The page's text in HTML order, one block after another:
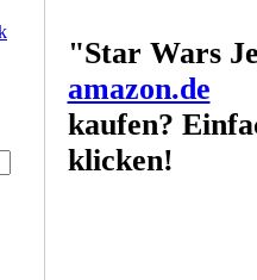
"Star Wars
amazon.de
kaufen?
klicken!